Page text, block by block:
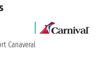
Canaveral